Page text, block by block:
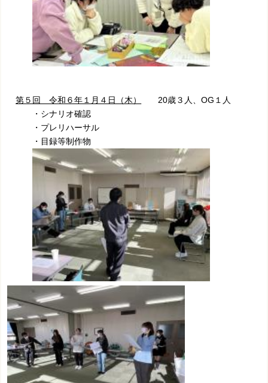
第５回 令和６年１月４日（木）
20歳３人、OG１人
・シナリオ確認
・プレリハーサル
・目録等制作物